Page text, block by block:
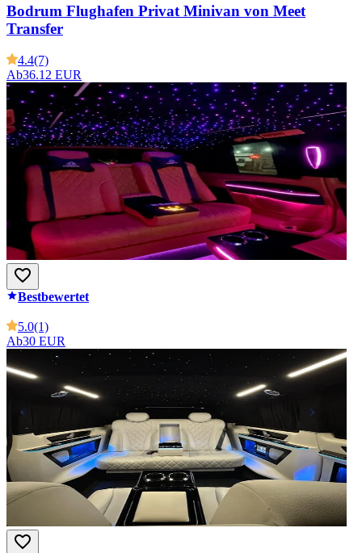
Bodrum Flughafen Privat Minivan von Meet
Transfer
4.4(7)
Ab36.12 EUR
Bestbewertet
5.0(1)
Ab30 EUR